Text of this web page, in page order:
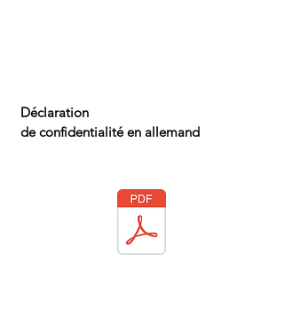
Déclaration
de confidentialitéen allemand